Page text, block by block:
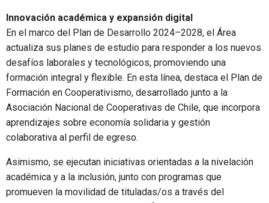
Innovación académica y expansión digital
En el marco del Plan de Desarrollo 2024–2028, el Área
actualiza sus planes de estudio para responder a los nuevos
desafíos laborales y tecnológicos, promoviendo una
formación integral y flexible. En esta línea, destaca el Plan de
Formación en Cooperativismo, desarrollado junto a la
Asociación Nacional de Cooperativas de Chile, que incorpora
aprendizajes sobre economía solidaria y gestión
colaborativa al perfil de egreso.
Asimismo, se ejecutan iniciativas orientadas a la nivelación
académica y a la inclusión, junto con programas que
promueven la movilidad de tituladas/os a través del